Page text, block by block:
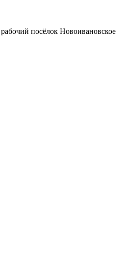
посёлок Новоивановское